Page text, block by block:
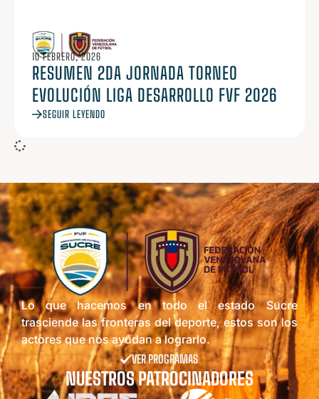
10 FEBRERO, 2026
RESUMEN 2DA JORNADA TORNEO
EVOLUCIÓN LIGA DESARROLLO FVF 2026
SEGUIR LEYENDO
Lo que hacemos en todo el estado Sucre
trasciende las fronteras del deporte, estos son los
actores que nos ayudan a lograrlo.
VER PROGRAMAS
NUESTROS PATROCINADORES